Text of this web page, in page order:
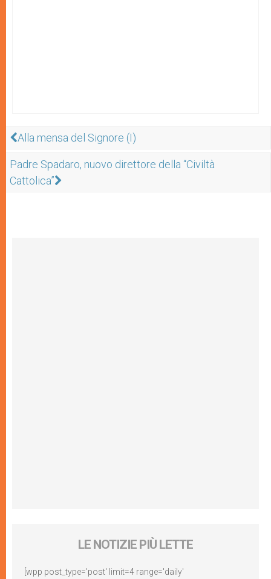
Alla mensa del Signore (I)
Padre Spadaro, nuovo direttore della “Civiltà
Cattolica”
LE NOTIZIE PIÙ LETTE
[wpp post_type='post' limit=4 range='daily'